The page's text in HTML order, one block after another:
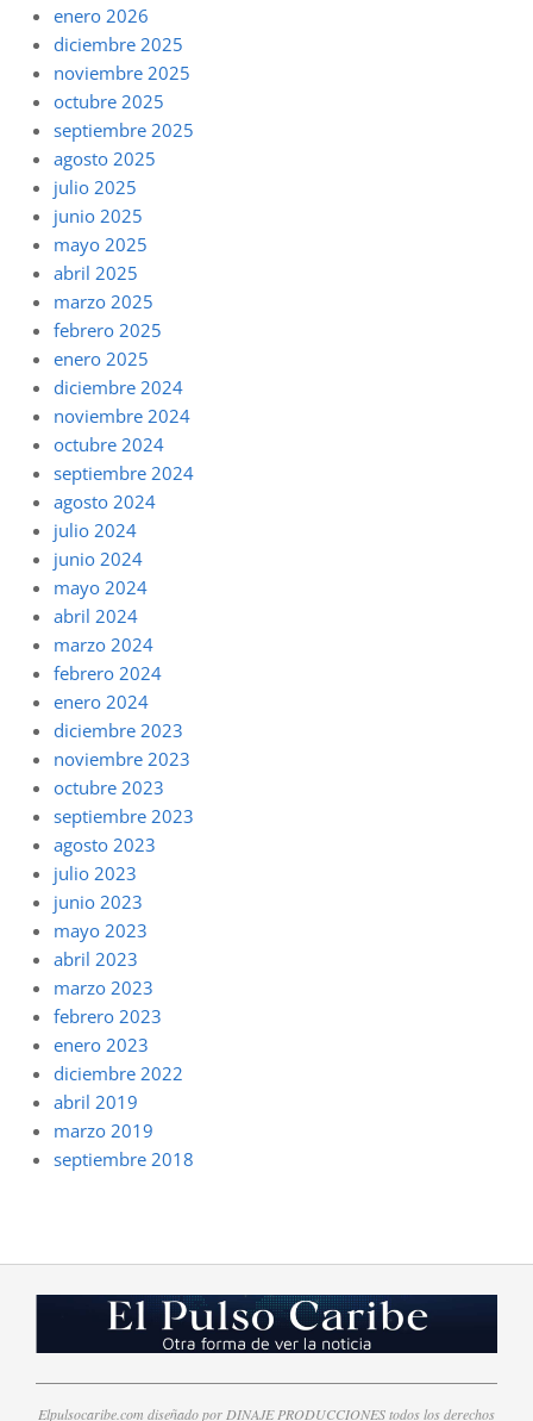
enero 2026
diciembre 2025
noviembre 2025
octubre 2025
septiembre 2025
agosto 2025
julio 2025
junio 2025
mayo 2025
abril 2025
marzo 2025
febrero 2025
enero 2025
diciembre 2024
noviembre 2024
octubre 2024
septiembre 2024
agosto 2024
julio 2024
junio 2024
mayo 2024
abril 2024
marzo 2024
febrero 2024
enero 2024
diciembre 2023
noviembre 2023
octubre 2023
septiembre 2023
agosto 2023
julio 2023
junio 2023
mayo 2023
abril 2023
marzo 2023
febrero 2023
enero 2023
diciembre 2022
abril 2019
marzo 2019
septiembre 2018
Elpulsocaribe.com diseñado por DINAJE PRODUCCIONES todos los derechos